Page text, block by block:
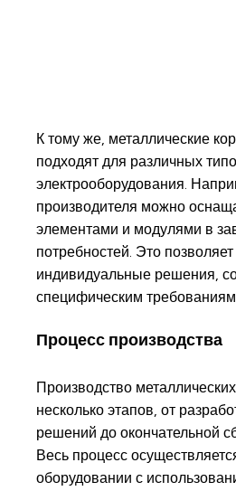
К тому же, металлические
подходят для различных
электрооборудования.
производителя можно
элементами и модулями в
потребностей. Это позволяет
индивидуальные решения,
специфическим
Процесс производства
Производство
несколько этапов, от
решений до окончательной
Весь процесс
оборудовании с